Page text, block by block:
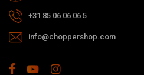
+31 85 06 06 06 5
info@choppershop.com